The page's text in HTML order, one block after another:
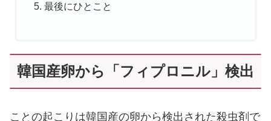
最後にひとこと
韓国産卵から「フィプロニル」検出
ことの起こりは韓国産の卵から検出された殺虫剤で